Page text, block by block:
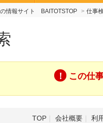
情報サイト BAITOTSTOP 仕事
この仕
TOP 会社概要 利